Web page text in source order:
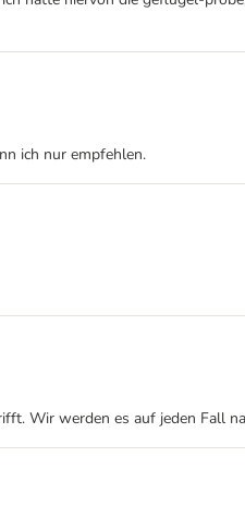
ich nur empfehlen.
Wir werden es auf jeden Fall